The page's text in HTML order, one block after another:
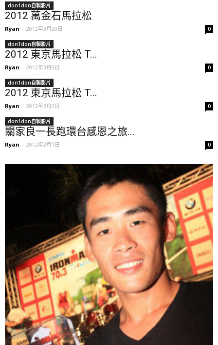
don1don自製影片
2012 萬金石馬拉松
Ryan - 2012年3月20日 0
don1don自製影片
2012 東京馬拉松 T...
Ryan - 2012年3月9日 0
don1don自製影片
2012 東京馬拉松 T...
Ryan - 2012年3月3日 0
don1don自製影片
關家良一長跑環台感恩之旅...
Ryan - 2012年3月1日 0